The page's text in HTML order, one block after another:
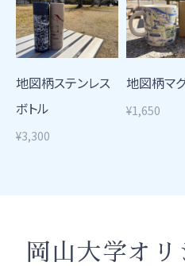
地図柄ステンレス
ボトル
¥3,300
地図柄マ
¥1,650
岡山大学オ